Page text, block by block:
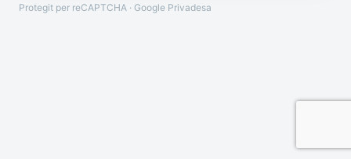
Protegit per reCAPTCHA · Google Privadesa